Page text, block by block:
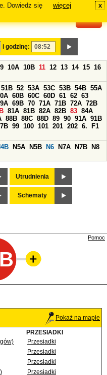
Dowiedz się
więcej x
i godzinę:
9 10A 10B 11 12 13 14 15 16
51B 52 53A 53C 53B 54B 55A
60B 60C 60D 61 62 63
69B 70 71A 71B 72A 72B
81A 81B 82A 82B 83 84A
88B 88C 88D 89 90 91A 91B
99 100 101 201 202 6.
F1
N5A N5B N6 N7A N7B
N8
Utrudnienia
Schematy
Pomoc
Pokaż na mapie
PRZESIADKI
Przesiadki
Przesiadki
Przesiadki
Przesiadki